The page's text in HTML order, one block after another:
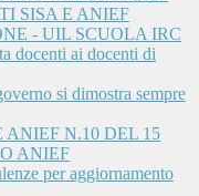
SISA E ANIEF
- UIL SCUOLA IRC
docenti ai docenti di
si dimostra sempre
N.10 DEL 15
ANIEF
per aggiornamento